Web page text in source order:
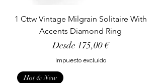
1 Cttw Vintage Milgrain Solitaire With
Accents Diamond Ring
Desde 175,00 €
Precio de oferta
Impuesto excluido
Hot & New